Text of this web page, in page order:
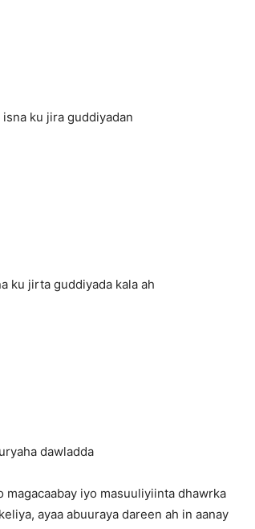
isna ku jira guddiyadan
ku jirta guddiyada kala ah
dawladda
magacaabay iyo masuuliyiinta dhawrka
ayaa abuuraya dareen ah in aanay